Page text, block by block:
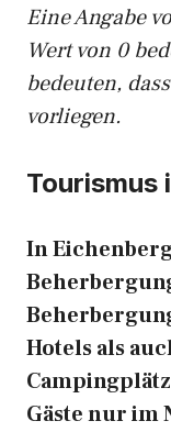
Eine Angabe
Wert von 0
bedeuten,
vorliegen.
Tourismus
In
Hotels als
Gäste nur im